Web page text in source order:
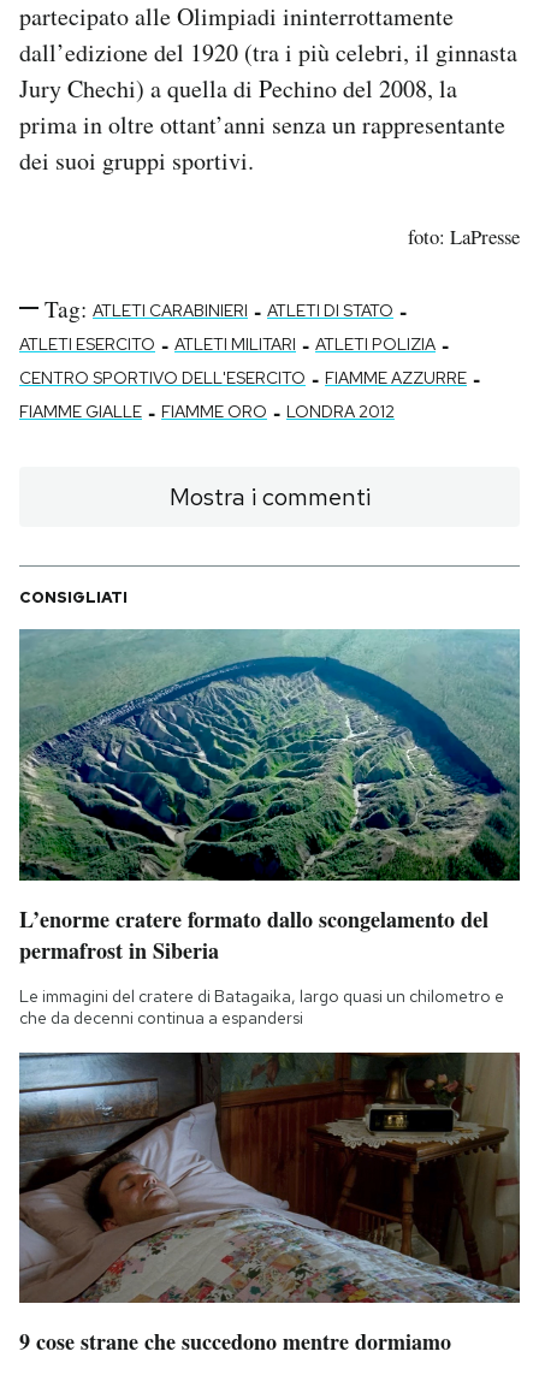
partecipato alle Olimpiadi ininterrottamente
dall’edizione del 1920 (tra i più celebri, il ginnasta
Jury Chechi) a quella di Pechino del 2008, la
prima in oltre ottant’anni senza un rappresentante
dei suoi gruppi sportivi.
foto: LaPresse
Tag: ATLETI CARABINIERI - ATLETI DI STATO -
ATLETI ESERCITO - ATLETI MILITARI - ATLETI POLIZIA -
CENTRO SPORTIVO DELL'ESERCITO - FIAMME AZZURRE -
FIAMME GIALLE - FIAMME ORO - LONDRA 2012
Mostra i commenti
CONSIGLIATI
L’enorme cratere formato dallo scongelamento del
permafrost in Siberia
Le immagini del cratere di Batagaika, largo quasi un chilometro e
che da decenni continua a espandersi
9 cose strane che succedono mentre dormiamo